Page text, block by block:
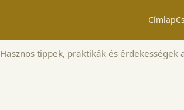
Címlap
Hasznos tippek, praktikák és érdekességek